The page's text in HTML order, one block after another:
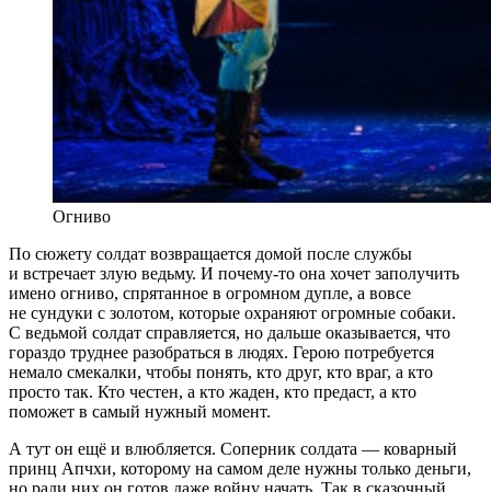
Огниво
По сюжету солдат возвращается домой после службы
и встречает злую ведьму. И почему-то она хочет заполучить
имено огниво, спрятанное в огромном дупле, а вовсе
не сундуки с золотом, которые охраняют огромные собаки.
С ведьмой солдат справляется, но дальше оказывается, что
гораздо труднее разобраться в людях. Герою потребуется
немало смекалки, чтобы понять, кто друг, кто враг, а кто
просто так. Кто честен, а кто жаден, кто предаст, а кто
поможет в самый нужный момент.
А тут он ещё и влюбляется. Соперник солдата — коварный
принц Апчхи, которому на самом деле нужны только деньги,